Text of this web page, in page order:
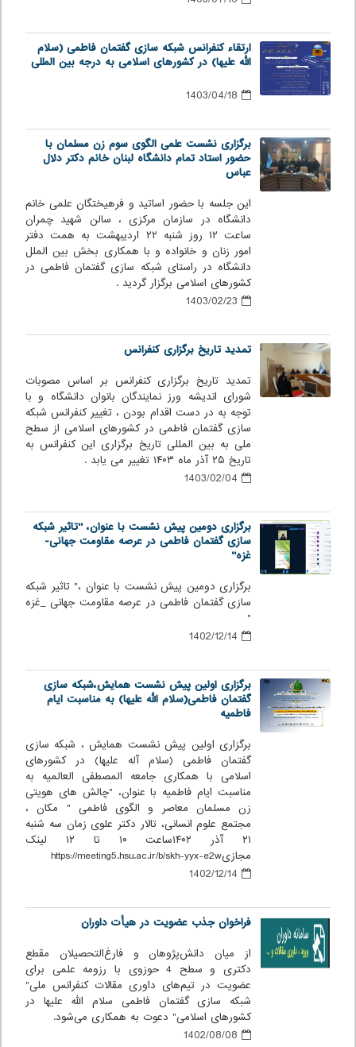
ارتقاء کنفرانس شبکه سازی گفتمان فاطمی (سلام
الله علیها) در کشورهای اسلامی به درجه بین المللی
برگزاری نشست علمی الگوی سوم زن مسلمان با
حضور استاد تمام دانشگاه لبنان خانم دکتر دلال
عباس
این جلسه با حضور اساتید و فرهیختگان علمی خانم
دانشگاه در سازمان مرکزی ، سالن شهید چمران
ساعت ۱۲ روز شنبه ۲۲ اردیبهشت به همت دفتر
امور زنان و خانواده و با همکاری بخش بین الملل
دانشگاه در راستای شبکه سازی گفتمان فاطمی در
کشورهای اسلامی برگزار گردید .
تمدید تاریخ برگزاری کنفرانس
تمدید تاریخ برگزاری کنفرانس بر اساس مصوبات
شورای اندیشه ورز نمایندگان بانوان دانشگاه و با
توجه به در دست اقدام بودن ، تغییر کنفرانس شبکه
سازی گفتمان فاطمی در کشورهای اسلامی از سطح
ملی به بین المللی تاریخ برگزاری این کنفرانس به
تاریخ ۲۵ آذر ماه ۱۴۰۳ تغییر می یابد .
برگزاری دومین پیش نشست با عنوان، "تاثیر شبکه
سازی گفتمان فاطمی در عرصه مقاومت جهانی-
غزه"
برگزاری دومین پیش نشست با عنوان ،" تاثیر شبکه
سازی گفتمان فاطمی در عرصه مقاومت جهانی _غزه
"
برگزاری اولین پیش نشست همایش،شبکه سازی
گفتمان فاطمی(سلام الله علیها) به مناسبت ایام
فاطمیه
برگزاری اولین پیش نشست همایش ، شبکه سازی
گفتمان فاطمی (سلام آله علیها) در کشورهای
اسلامی با همکاری جامعه المصطفی العالمیه به
مناسبت ایام فاطمیه با عنوان، "چالش های هویتی
زن مسلمان معاصر و الگوی فاطمی " مکان ،
مجتمع علوم انسانی، تالار دکتر علوی زمان سه شنبه
۲۱ آذر ۱۴۰۲ساعت ۱۰ تا ۱۲ لینک
مجازیhttps://meeting5.hsu.ac.ir/b/skh-yyx-e2w
فراخوان جذب عضویت در هیأت داوران
از میان دانش‌پژوهان و فارغ‌التحصیلان مقطع
دکتری و سطح 4 حوزوی با رزومه علمی برای
عضویت در تیم‌های داوری مقالات کنفرانس ملی"
شبکه سازی گفتمان فاطمی سلام الله علیها در
کشورهای اسلامی" دعوت به همکاری می‌شود.